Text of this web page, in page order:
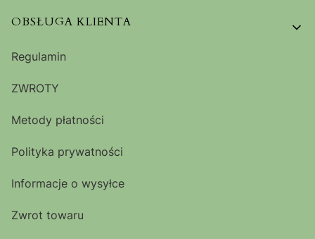
OBSŁUGA KLIENTA
Regulamin
ZWROTY
Metody płatności
Polityka prywatności
Informacje o wysyłce
Zwrot towaru